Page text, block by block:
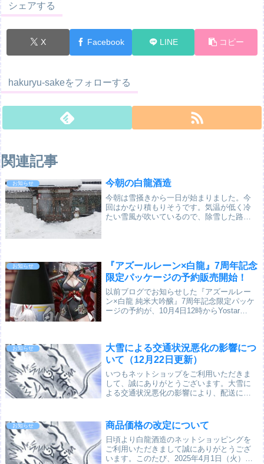
シェアする
X Facebook LINE コピー
hakuryu-sakeをフォローする
関連記事
お知らせ 今朝の白龍酒造
今朝は雪掻きから一日が始まりました。今
回はかなり積もりそうです。気温が低く冷
たい雪風が吹いているので、除雪した路面
お知らせ
『アズールレーン×白龍』7周年記念
限定パッケージの予約販売開始！
以前ブログでお知らせした『アズールレー
ン×白龍 純米大吟醸』7周年記念限定パッケ
ージの予約が、10月4日12時からYostar
お知らせ
大雪による交通状況悪化の影響につ
いて（12月22日更新）
いつもネットショップをご利用いただきま
して、誠にありがとうございます。大雪に
よる交通状況悪化の影響により、配送に大
日時に間に合わない場合がございますが、
何卒ご了承く...
お知らせ 商品価格の改定について
日頃より白龍酒造のネットショッピングを
ご利用いただきまして誠にありがとうござ
います。このたび、2025年4月1日（火）よ